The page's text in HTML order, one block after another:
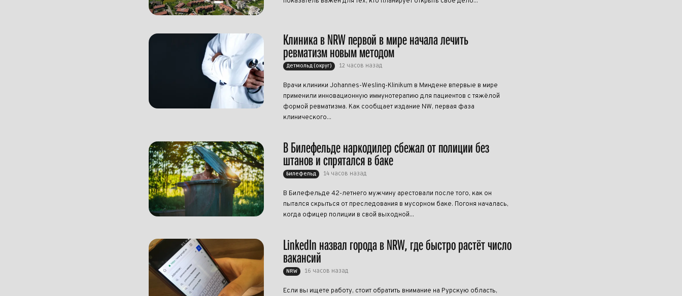
Клиника в NRW первой в мире начала лечить
ревматизм новым методом
Детмольд (округ) 12 часов назад
Врачи клиники Johannes-Wesling-Klinikum в Миндене впервые в мире
применили инновационную иммунотерапию для пациентов с тяжёлой
формой ревматизма. Как сообщает издание NW, первая фаза
клинического...
В Билефельде наркодилер сбежал от полиции без
штанов и спрятался в баке
Билефельд 14 часов назад
В Билефельде 42-летнего мужчину арестовали после того, как он
пытался скрыться от преследования в мусорном баке. Погоня началась,
когда офицер полиции в свой выходной...
LinkedIn назвал города в NRW, где быстро растёт число
вакансий
NRW 16 часов назад
Если вы ищете работу, стоит обратить внимание на Рурскую область,